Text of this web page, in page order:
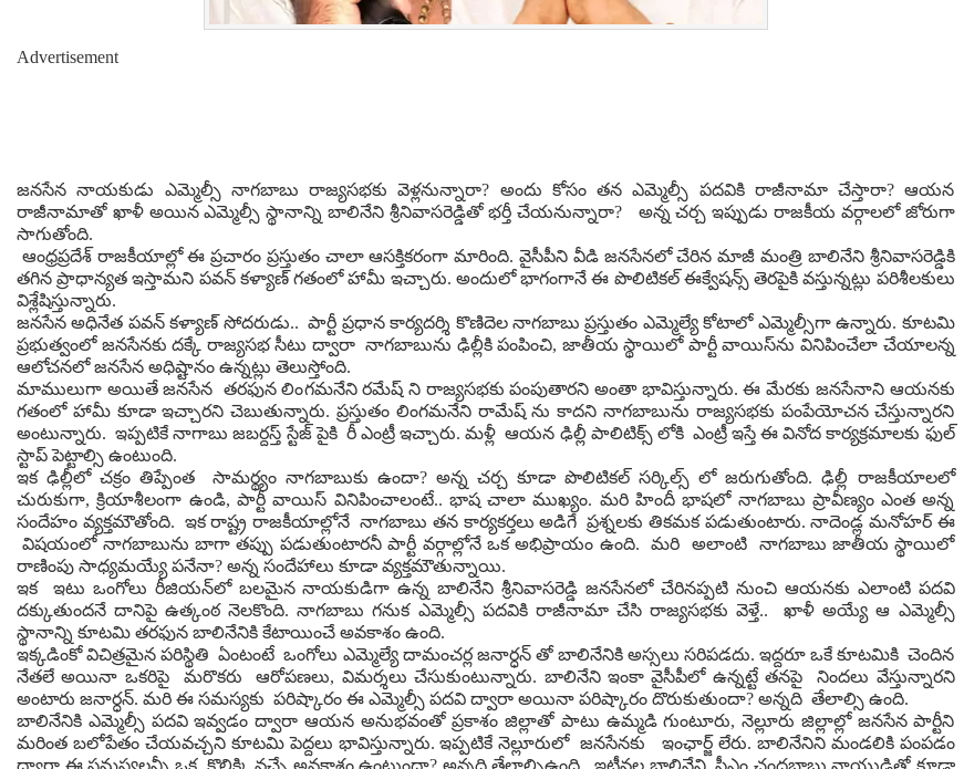
Advertisement
జనసేన నాయకుడు ఎమ్మెల్సీ నాగబాబు రాజ్యసభకు వెళ్లనున్నారా? అందు కోసం తన ఎమ్మెల్సీ పదవికి రాజీనామా చేస్తారా? ఆయన
రాజీనామాతో ఖాళీ అయిన ఎమ్మెల్సీ స్థానాన్ని బాలినేని శ్రీనివాసరెడ్డితో భర్తీ చేయనున్నారా? అన్న చ‌ర్చ ఇప్పుడు రాజకీయ వర్గాలలో జోరుగా
సాగుతోంది.
ఆంధ్రప్రదేశ్ రాజకీయాల్లో ఈ ప్రచారం ప్రస్తుతం చాలా ఆసక్తికరంగా మారింది. వైసీపీని వీడి జనసేనలో చేరిన మాజీ మంత్రి బాలినేని శ్రీనివాసరెడ్డికి
తగిన ప్రాధాన్యత ఇస్తామని పవన్ కళ్యాణ్ గతంలో హామీ ఇచ్చారు. అందులో భాగంగానే ఈ పొలిటికల్ ఈక్వేషన్స్ తెరపైకి వస్తున్నట్లు పరిశీలకులు
విశ్లేషిస్తున్నారు.
జనసేన అధినేత పవన్ కళ్యాణ్ సోదరుడు.. పార్టీ ప్రధాన కార్యదర్శి కొణిదెల నాగబాబు ప్రస్తుతం ఎమ్మెల్యే కోటాలో ఎమ్మెల్సీగా ఉన్నారు. కూటమి
ప్రభుత్వంలో జనసేనకు దక్కే రాజ్యసభ సీటు ద్వారా నాగబాబును ఢిల్లీకి పంపించి, జాతీయ స్థాయిలో పార్టీ వాయిస్‌ను వినిపించేలా చేయాలన్న‌
ఆలోచనలో జ‌న‌సేన‌ అధిష్టానం ఉన్నట్లు తెలుస్తోంది.
మాములుగా అయితే జ‌న‌సేన త‌ర‌ఫున‌ లింగ‌మ‌నేని ర‌మేష్ ని రాజ్య‌స‌భ‌కు పంపుతారని అంతా భావిస్తున్నారు. ఈ మేరకు జనసేనాని ఆయనకు
గతంలో హామీ కూడా ఇచ్చారని చెబుతున్నారు. ప్రస్తుతం లింగమనేని రామేష్ ను కాదని నాగబాబును రాజ్యసభకు పంపేయోచన చేస్తున్నారని
అంటున్నారు. ఇప్ప‌టికే నాగాబు జ‌బ‌ర్ద‌స్త్ స్టేజ్ పైకి రీ ఎంట్రీ ఇచ్చారు. మ‌ళ్లీ ఆయ‌న ఢిల్లీ పాలిటిక్స్ లోకి ఎంట్రీ ఇస్తే ఈ వినోద కార్య‌క్ర‌మాల‌కు ఫుల్
స్టాప్ పెట్టాల్సి ఉంటుంది.
ఇక ఢిల్లీలో చ‌క్రం తిప్పేంత సామర్థ్యం నాగ‌బాబుకు ఉందా? అన్న చర్చ కూడా పొలిటికల్ సర్కిల్స్ లో జరుగుతోంది. ఢిల్లీ రాజకీయాలలో
చురుకుగా, క్రియాశీలంగా ఉండి, పార్టీ వాయిస్ వినిపించాలంటే.. భాష చాలా ముఖ్యం. మరి హిందీ భాషలో నాగబాబు ప్రావీణ్యం ఎంత అన్న
సందేహం వ్యక్తమౌతోంది. ఇక రాష్ట్ర రాజ‌కీయాల్లోనే నాగ‌బాబు త‌న కార్య‌క‌ర్త‌లు అడిగే ప్ర‌శ్న‌ల‌కు తిక‌మ‌క ప‌డుతుంటారు. నాదెండ్ల మ‌నోహ‌ర్ ఈ
విష‌యంలో నాగ‌బాబును బాగా త‌ప్పు ప‌డుతుంటార‌నీ పార్టీ వర్గాల్లోనే ఒక అభిప్రాయం ఉంది. మ‌రి అలాంటి నాగ‌బాబు జాతీయ స్థాయిలో
రాణింపు సాధ్య‌మ‌య్యే ప‌నేనా? అన్న సందేహాలు కూడా వ్యక్తమౌతున్నాయి.
ఇక ఇటు ఒంగోలు రీజియన్‌లో బలమైన నాయకుడిగా ఉన్న బాలినేని శ్రీనివాసరెడ్డి జనసేనలో చేరినప్పటి నుంచి ఆయనకు ఎలాంటి పదవి
దక్కుతుందనే దానిపై ఉత్కంఠ నెలకొంది. నాగబాబు గనుక ఎమ్మెల్సీ పదవికి రాజీనామా చేసి రాజ్యసభకు వెళ్తే.. ఖాళీ అయ్యే ఆ ఎమ్మెల్సీ
స్థానాన్ని కూటమి తరఫున బాలినేనికి కేటాయించే అవకాశం ఉంది.
ఇక్క‌డింకో విచిత్ర‌మైన ప‌రిస్థితి ఏంటంటే ఒంగోలు ఎమ్మెల్యే దామంచ‌ర్ల జ‌నార్ధ‌న్ తో బాలినేనికి అస్స‌లు సరిపడదు. ఇద్ద‌రూ ఒకే కూట‌మికి చెందిన
నేత‌లే అయినా ఒక‌రిపై మ‌రొక‌రు ఆరోప‌ణ‌లు, విమర్శలు చేసుకుంటున్నారు. బాలినేని ఇంకా వైసీపీలో ఉన్న‌ట్టే త‌న‌పై నింద‌లు వేస్తున్నార‌ని
అంటారు జ‌నార్ధ‌న్. మ‌రి ఈ స‌మ‌స్యకు ప‌రిష్కారం ఈ ఎమ్మెల్సీ ప‌ద‌వి ద్వారా అయినా ప‌రిష్కారం దొరుకుతుందా? అన్న‌ది తేలాల్సి ఉంది.
బాలినేనికి ఎమ్మెల్సీ పదవి ఇవ్వడం ద్వారా ఆయన అనుభవంతో ప్రకాశం జిల్లాతో పాటు ఉమ్మడి గుంటూరు, నెల్లూరు జిల్లాల్లో జనసేన పార్టీని
మరింత బలోపేతం చేయవచ్చని కూటమి పెద్దలు భావిస్తున్నారు. ఇప్ప‌టికే నెల్లూరులో జ‌న‌సేన‌కు ఇంఛార్జ్ లేరు. బాలినేనిని మండలికి పంపడం
ద్వారా ఈ స‌మ‌స్య‌ల‌న్నీ ఒక కొలిక్కి వ‌చ్చే అవ‌కాశం ఉంటుందా? అన్న‌ది తేలాల్సిఉంది. ఇటీవల బాలినేని, సీఎం చంద్రబాబు నాయుడితో కూడా